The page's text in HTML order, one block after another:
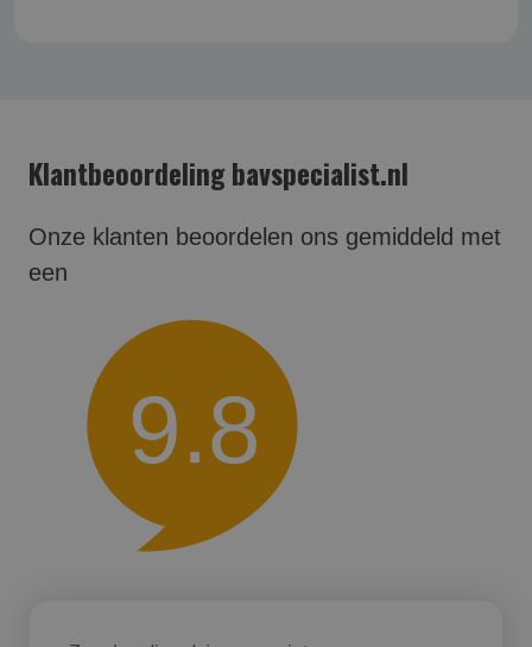
Klantbeoordeling bavspecialist.nl
Onze klanten beoordelen ons gemiddeld met
een
9.8